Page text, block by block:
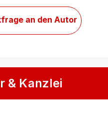
an den Autor
& Kanzlei